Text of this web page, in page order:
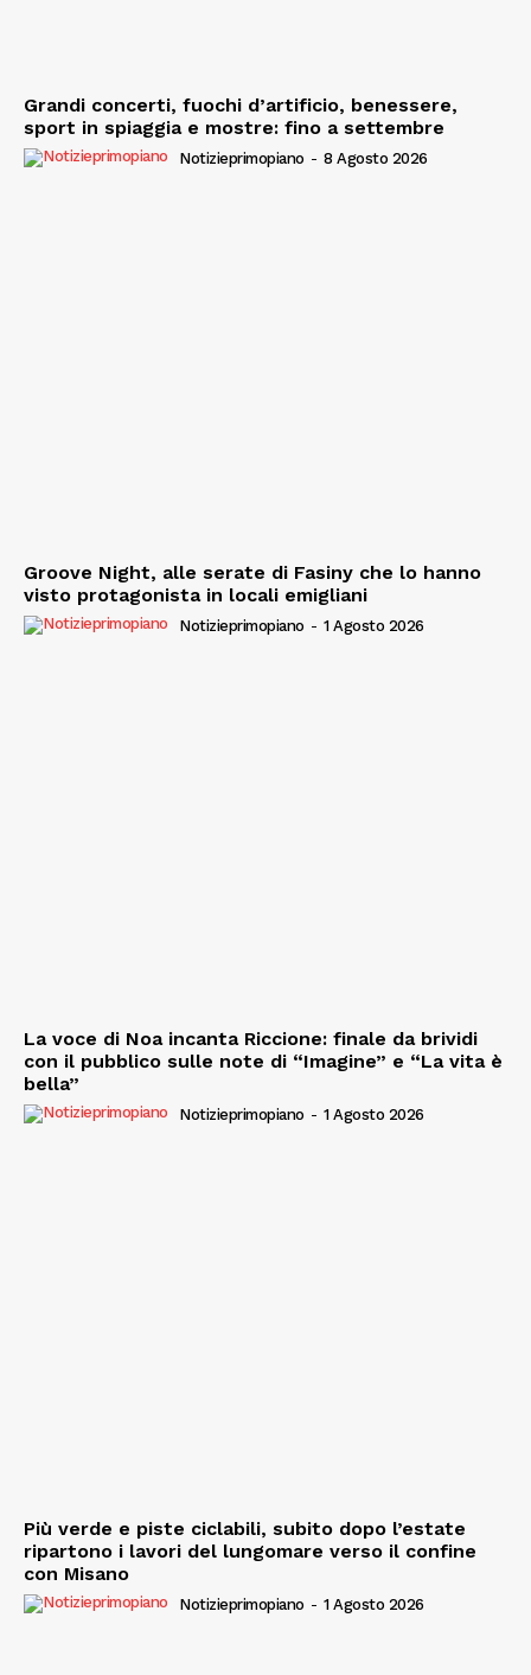
Grandi concerti, fuochi d’artificio, benessere,
sport in spiaggia e mostre: fino a settembre
Notizieprimopiano - 8 Agosto 2026
Groove Night, alle serate di Fasiny che lo hanno
visto protagonista in locali emigliani
Notizieprimopiano - 1 Agosto 2026
La voce di Noa incanta Riccione: finale da brividi
con il pubblico sulle note di “Imagine” e “La vita è
bella”
Notizieprimopiano - 1 Agosto 2026
Più verde e piste ciclabili, subito dopo l’estate
ripartono i lavori del lungomare verso il confine
con Misano
Notizieprimopiano - 1 Agosto 2026